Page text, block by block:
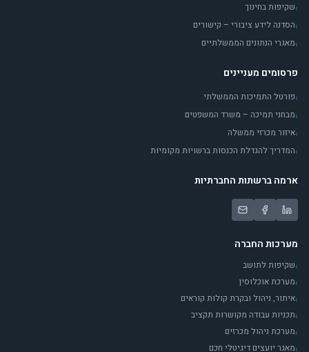
›שקיפות בחינוך
›הסדנה לידע ציבורי – קישורים
›מאגרי הנתונים הממשלתיים
פרסומים מעניינים
›פורטל התמיכות הממשלתי
›מבחני תמיכה – משרד המשפטים
›איזור מכרזי ממשלה
›המדריך להגדלת הכנסות ברשויות מקומיות
ארמה ברשתות החברתיות
מערכות החברה
›שקיפות לתושב
›מערכת אוכלוסין
›איתור, ניהול ובקרת קולות קוראים
›תכניות עבודה מקושרות תקציב
›מערכת ניהול מכרזים
›מאגר יועצים דיגיטלי חכם